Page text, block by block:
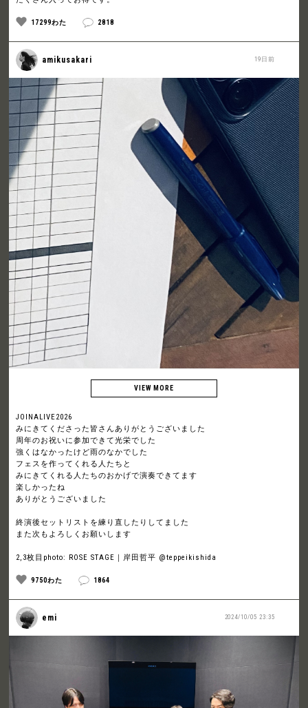
17299わた 2818
19日前
amikusakari
JOINALIVE2026
みにきてくださった皆さんありがとうございました
周年のお祝いに参加できて光栄でした
強くはなかったけど雨のなかでした
フェスを作ってくれる人たちと
みにきてくれる人たちのおかげで演奏できてます
楽しかったね
ありがとうございました
終演後セットリストを練り直したりしてました
また次もよろしくお願いします
2,3枚目photo: ROSE STAGE｜岸田哲平 @teppeikishida
9750わた 1864
2024/10/05 23:35
emi